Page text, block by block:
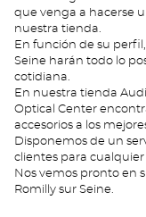
que venga a hacerse
nuestra tienda.
En función de su
Seine harán todo lo
cotidiana.
En nuestra tienda
Optical Center
accesorios a los
Disponemos de un
clientes para
Nos vemos pronto en
Romilly sur Seine.